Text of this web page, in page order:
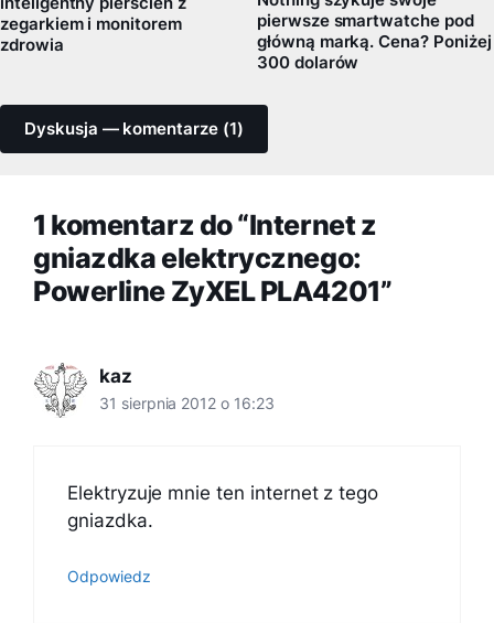
zegarkiem i monitorem
zdrowia
pierwsze smartwatche pod
główną marką. Cena? Poniżej
300 dolarów
Dyskusja — komentarze (1)
1 komentarz do “Internet z
gniazdka elektrycznego:
Powerline ZyXEL PLA4201”
kaz
31 sierpnia 2012 o 16:23
Elektryzuje mnie ten internet z tego
gniazdka.
Odpowiedz